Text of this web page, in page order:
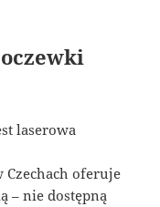
laserowa
oferuje
– nie dostępną